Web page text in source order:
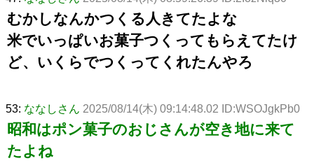
むかしなんかつくる人きてたよな
米でいっぱいお菓子つくってもらえてたけ
ど、いくらでつくってくれたんやろ
53: ななしさん 2025/08/14(木) 09:14:48.02 ID:WSOJgkPb0
昭和はポン菓子のおじさんが空き地に来て
たよね